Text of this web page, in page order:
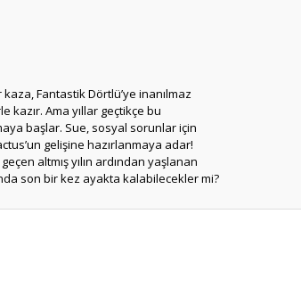
kaza, Fantastik Dörtlüʼye inanılmaz
kazır. Ama yıllar geçtikçe bu
başlar. Sue, sosyal sorunlar için
gelişine hazırlanmaya adar!
altmış yılın ardından yaşlanan
son bir kez ayakta kalabilecekler mi?